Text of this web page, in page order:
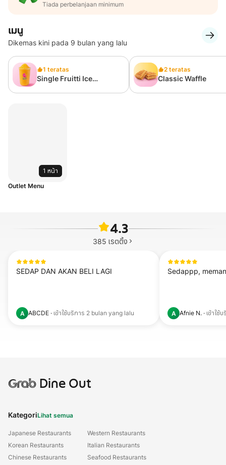
Tiada perbelanjaan minimum
เมนู
Dikemas kini pada 9 bulan yang lalu
1 teratas
Single Fruitti Ice
2 teratas
Classic Waffle
1 หน้า
Outlet Menu
4.3
385 เรตติ้ง
SEDAP DAN AKAN BELI LAGI
A ABCDE · เข้าใช้บริการ 2 bulan yang lalu
Sedappp,
A Afnie N. · เข้าใช้
GrabDine Out
KategoriLihat semua
Japanese Restaurants
Korean Restaurants
Chinese Restaurants
Western Restaurants
Italian Restaurants
Seafood Restaurants